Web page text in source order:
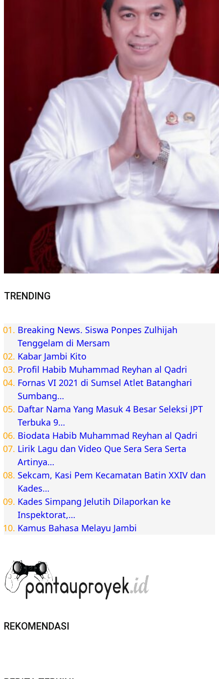
TRENDING
Breaking News. Siswa Ponpes Zulhijah
Tenggelam di Mersam
Kabar Jambi Kito
Profil Habib Muhammad Reyhan al Qadri
Fornas VI 2021 di Sumsel Atlet Batanghari
Sumbang…
Daftar Nama Yang Masuk 4 Besar Seleksi JPT
Terbuka 9…
Biodata Habib Muhammad Reyhan al Qadri
Lirik Lagu dan Video Que Sera Sera Serta
Artinya…
Sekcam, Kasi Pem Kecamatan Batin XXIV dan
Kades…
Kades Simpang Jelutih Dilaporkan ke
Inspektorat,…
Kamus Bahasa Melayu Jambi
REKOMENDASI